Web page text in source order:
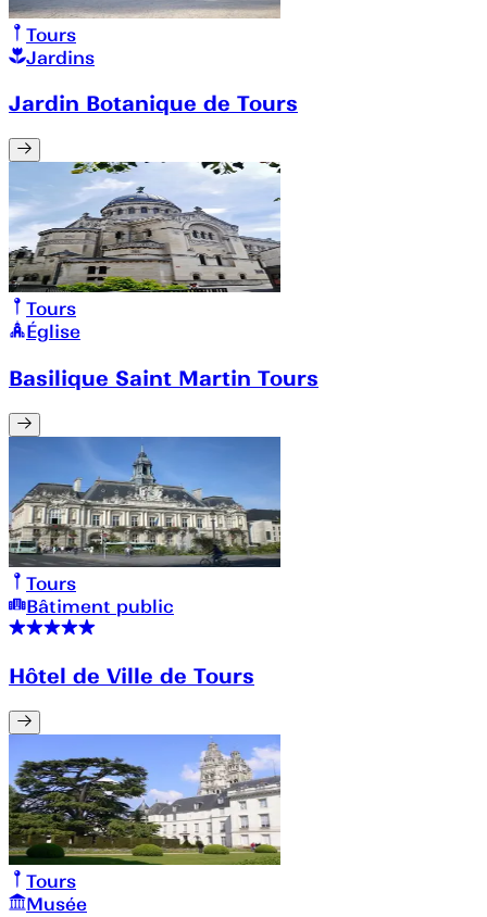
Tours
Jardins
Jardin Botanique de Tours
Tours
Église
Basilique Saint Martin Tours
Tours
Bâtiment public
Hôtel de Ville de Tours
Tours
Musée